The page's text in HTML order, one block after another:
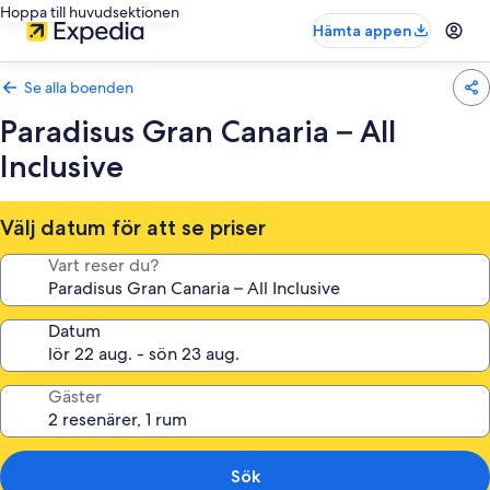
Hoppa till huvudsektionen
Hämta appen
Se alla boenden
Paradisus Gran Canaria – All
Inclusive
Välj datum för att se priser
Vart reser du?
Datum
Gäster
Sök